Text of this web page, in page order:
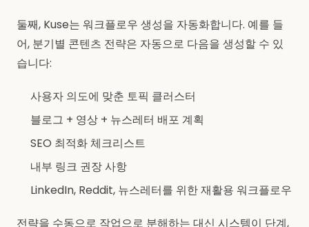
둘째, Kuse는 워크플로우 생성을 자동화합니다. 예를 들
어, 분기별 콘텐츠 전략은 자동으로 다음을 생성할 수 있
습니다:
사용자 의도에 맞춘 토픽 클러스터
블로그 + 영상 + 뉴스레터 배포 계획
SEO 최적화 체크리스트
내부 링크 권장 사항
LinkedIn, Reddit, 뉴스레터를 위한 재활용 워크플로우
전략을 수동으로 작업으로 분해하는 대신 시스템이 단계,